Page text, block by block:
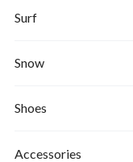
Banks Journal
Critical Slide(TCSS)
Afends
Roial
Surf
Surfboards
Snow
Board
Binding
Shoes
Sandals
Accessories